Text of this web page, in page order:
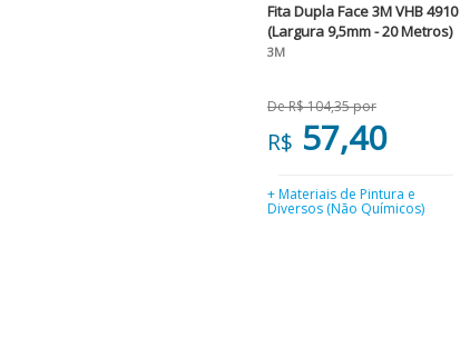
Fita Dupla Face 3M VHB 4910
(Largura 9,5mm - 20 Metros)
3M
De R$ 104,35 por
R$ 57,40
+ Materiais de Pintura e
Diversos (Não Químicos)